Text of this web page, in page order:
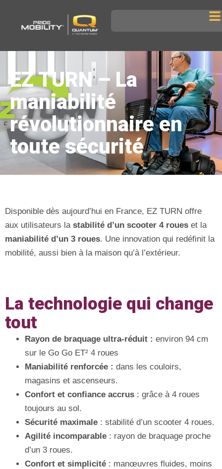
EZ TURN – La
maniabilité
révolutionnaire en
toute sécurité
Disponible dès aujourd’hui en France, EZ TURN offre
aux utilisateurs la stabilité d’un scooter 4 roues et la
maniabilité d’un 3 roues. Une innovation qui redéfinit la
mobilité, aussi bien à la maison qu’à l’extérieur.
La technologie qui change
tout
Rayon de braquage ultra-réduit : environ 94 cm
sur le Go Go ET² 4 roues
Maniabilité renforcée : dans les couloirs,
magasins et ascenseurs.
Confort et confiance accrus : grâce à 4 roues
toujours au sol.
Sécurité maximale : stabilité d’un scooter 4 roues.
Agilité incomparable : rayon de braquage proche
d’un 3 roues.
Confort et simplicité : manœuvres fluides, moins